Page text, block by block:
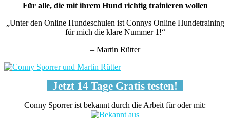
Für alle, die mit ihrem Hund richtig trainieren wollen
„Unter den Online Hundeschulen ist Connys Online Hundetraining
für mich die klare Nummer 1!“
– Martin Rütter
Jetzt 14 Tage Gratis testen!
Conny Sporrer ist bekannt durch die Arbeit für oder mit: